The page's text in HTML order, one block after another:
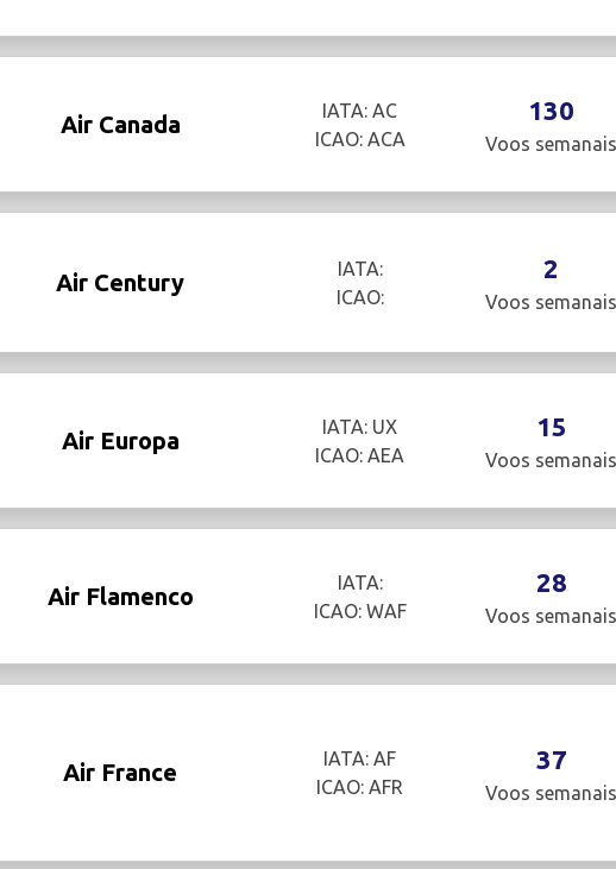
Air Canada
IATA: AC
ICAO: ACA
130
Voos semanais
Air Century
IATA:
ICAO:
2
Voos semanais
Air Europa
IATA: UX
ICAO: AEA
15
Voos semanais
Air Flamenco
IATA:
ICAO: WAF
28
Voos semanais
Air France
IATA: AF
ICAO: AFR
37
Voos semanais